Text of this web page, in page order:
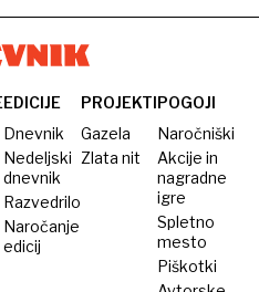
EDICIJE
Dnevnik
Nedeljski
dnevnik
Razvedrilo
Naročanje
edicij
PROJEKTI
Gazela
Zlata nit
POGOJI
Naročniški
Akcije in
nagradne
igre
Spletno
mesto
Piškotki